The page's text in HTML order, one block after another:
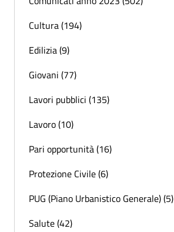
Cultura (194)
Edilizia (9)
Giovani (77)
Lavori pubblici (135)
Lavoro (10)
Pari opportunità (16)
Protezione Civile (6)
PUG (Piano Urbanistico Generale) (5)
Salute (42)